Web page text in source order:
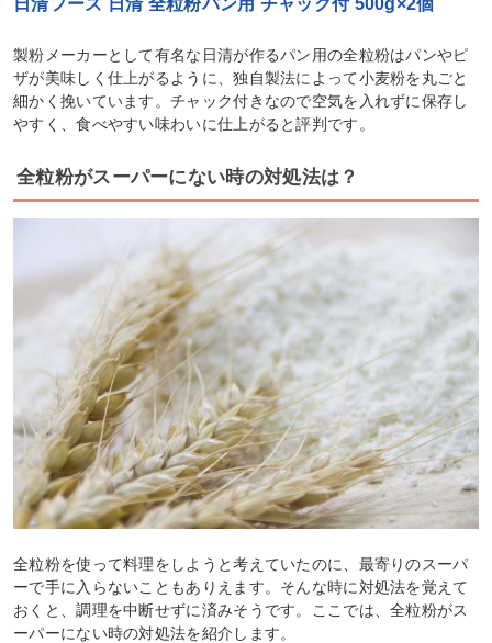
製粉メーカーとして有名な日清が作るパン用の全粒粉はパンやピ
ザが美味しく仕上がるように、独自製法によって小麦粉を丸ごと
細かく挽いています。チャック付きなので空気を入れずに保存し
やすく、食べやすい味わいに仕上がると評判です。
全粒粉がスーパーにない時の対処法は？
全粒粉を使って料理をしようと考えていたのに、最寄りのスーパ
ーで手に入らないこともありえます。そんな時に対処法を覚えて
おくと、調理を中断せずに済みそうです。ここでは、全粒粉がス
ーパーにない時の対処法を紹介します。